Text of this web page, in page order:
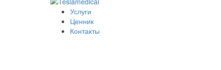
Услуги
Ценник
Контакты